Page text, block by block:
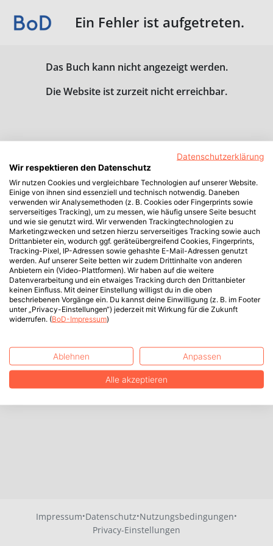
Ein Fehler ist aufgetreten.
Das Buch kann nicht angezeigt werden.
Die Website ist zurzeit nicht erreichbar.
Impressum·Datenschutz·Nutzungsbedingungen·
Privacy-Einstellungen
Datenschutzerklärung
Wir respektieren den Datenschutz
Wir nutzen Cookies und vergleichbare Technologien auf unserer Website.
Einige von ihnen sind essenziell und technisch notwendig. Daneben
verwenden wir Analysemethoden (z. B. Cookies oder Fingerprints sowie
serverseitiges Tracking), um zu messen, wie häufig unsere Seite besucht
und wie sie genutzt wird. Wir verwenden Trackingtechnologien zu
Marketingzwecken und setzen hierzu serverseitiges Tracking sowie auch
Drittanbieter ein, wodurch ggf. geräteübergreifend Cookies, Fingerprints,
Tracking-Pixel, IP-Adressen sowie gehashte E-Mail-Adressen genutzt
werden. Auf unserer Seite betten wir zudem Drittinhalte von anderen
Anbietern ein (Video-Plattformen). Wir haben auf die weitere
Datenverarbeitung und ein etwaiges Tracking durch den Drittanbieter
keinen Einfluss. Mit deiner Einstellung willigst du in die oben
beschriebenen Vorgänge ein. Du kannst deine Einwilligung (z. B. im Footer
unter „Privacy-Einstellungen“) jederzeit mit Wirkung für die Zukunft
widerrufen. (BoD-Impressum)
Ablehnen Anpassen
Alle akzeptieren